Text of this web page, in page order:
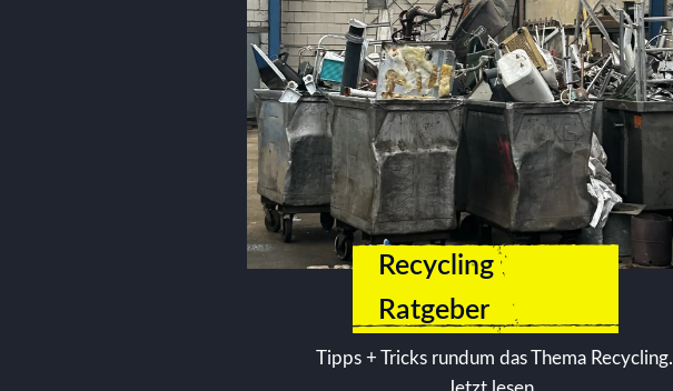
Recycling
Ratgeber
Tipps + Tricks rundum das Thema Recycling.